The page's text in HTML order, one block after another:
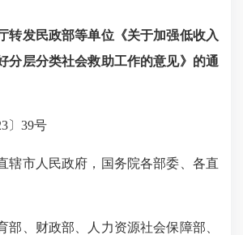
转发民政部等单位《关于加强低收入
分层分类社会救助工作的意见》的通
39号
辖市人民政府，国务院各部委、各直
、财政部、人力资源社会保障部、